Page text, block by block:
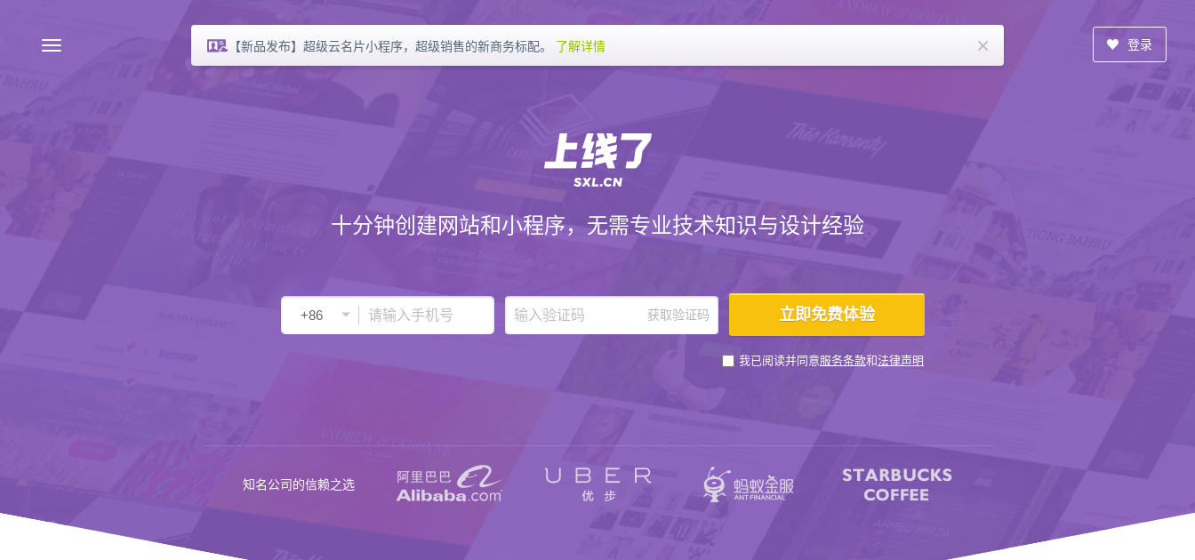
【新品发布】超级云名片小程序，超级销售的新商务标配。 了解详情 × 登录
十分钟创建网站和小程序，无需专业技术知识与设计经验
获取验证码
我已阅读并同意服务条款和法律声明
知名公司的信赖之选